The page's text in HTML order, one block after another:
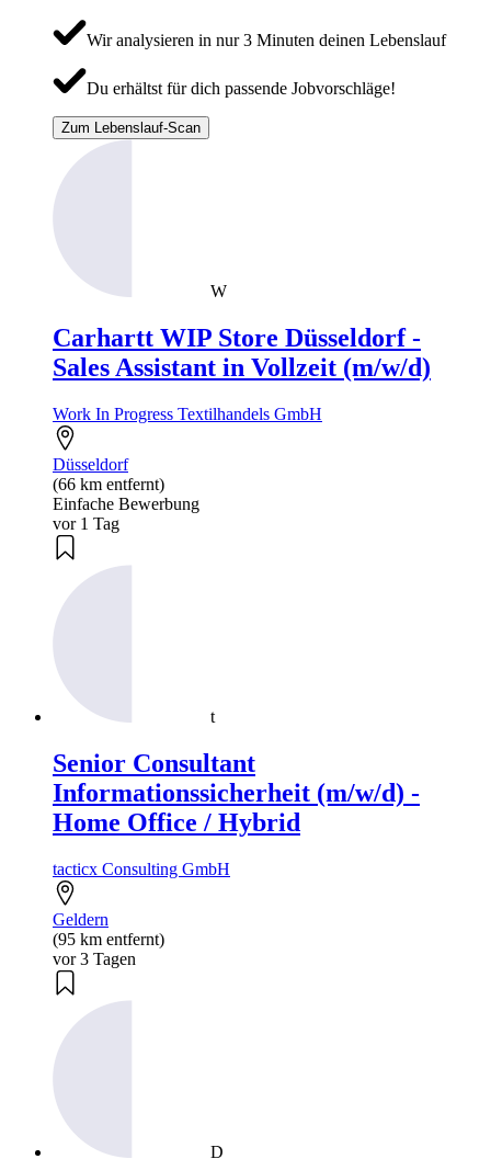
Wir analysieren in nur 3 Minuten deinen Lebenslauf
Du erhältst für dich passende Jobvorschläge!
Zum Lebenslauf-Scan
W
Carhartt WIP Store Düsseldorf -
Sales Assistant in Vollzeit (m/w/d)
Work In Progress Textilhandels GmbH
Düsseldorf
(66 km entfernt)
Einfache Bewerbung
vor 1 Tag
t
Senior Consultant
Informationssicherheit (m/w/d) -
Home Office / Hybrid
tacticx Consulting GmbH
Geldern
(95 km entfernt)
vor 3 Tagen
D